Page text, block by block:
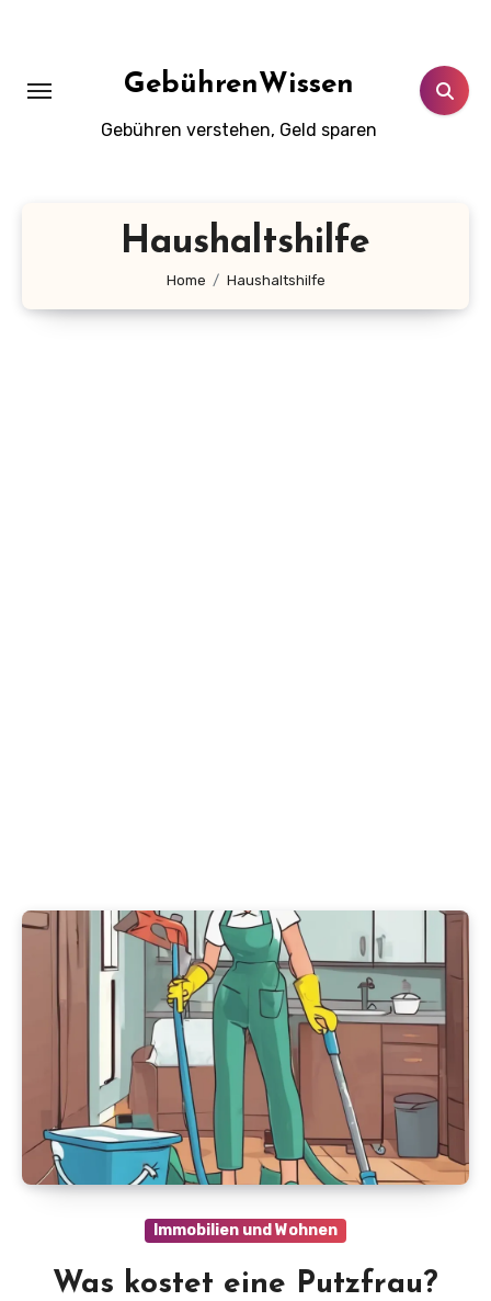
GebührenWissen
Gebühren verstehen, Geld sparen
Haushaltshilfe
Home Haushaltshilfe
Immobilien und Wohnen
Was kostet eine Putzfrau?